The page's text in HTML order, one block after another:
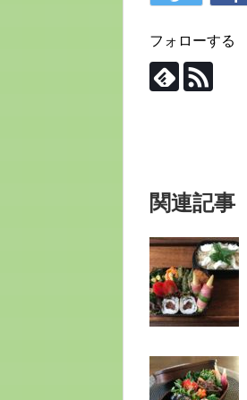
フォローする
関連記事